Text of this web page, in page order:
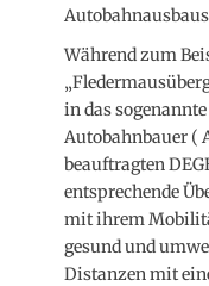
Während zum
in das sogenannte
Autobahnbauer (
beauftragten
entsprechende
mit ihrem
gesund und
Distanzen mit